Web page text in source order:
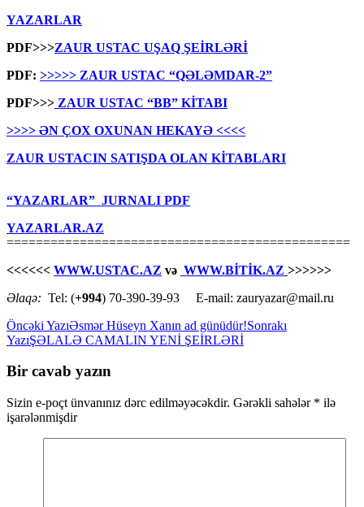
YAZARLAR
PDF>>>ZAUR USTAC UŞAQ ŞEİRLƏRİ
PDF: >>>>> ZAUR USTAC “QƏLƏMDAR-2”
PDF>>> ZAUR USTAC “BB” KİTABI
>>>> ƏN ÇOX OXUNAN HEKAYƏ <<<<
ZAUR USTACIN SATIŞDA OLAN KİTABLARI
“YAZARLAR” JURNALI PDF
YAZARLAR.AZ
===============================================
<<<<<< WWW.USTAC.AZ və WWW.BİTİK.AZ >>>>>>
Əlaqə: Tel: (+994) 70-390-39-93 E-mail: zauryazar@mail.ru
Yazılar
üzrə
naviqasiya
Öncəki YazıƏsmər Hüseyn Xanın ad günüdür!Sonrakı
YazıŞƏLALƏ CAMALIN YENİ ŞEİRLƏRİ
Bir cavab yazın
Sizin e-poçt ünvanınız dərc edilməyəcəkdir. Gərəkli sahələr * ilə
işarələnmişdir